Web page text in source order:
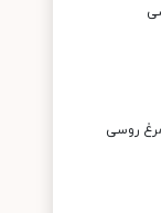
روسی